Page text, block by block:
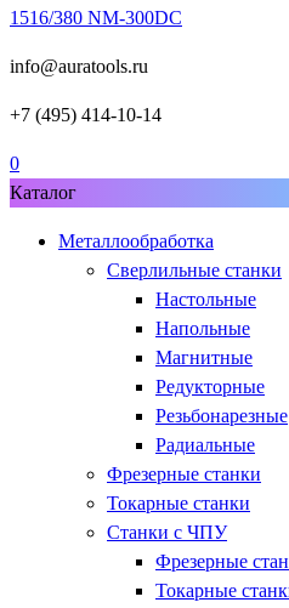
1516/380 NM-300DC
info@auratools.ru
+7 (495) 414-10-14
0
Каталог
Металлообработка
Сверлильные станки
Настольные
Напольные
Магнитные
Редукторные
Резьбонарезные
Радиальные
Фрезерные станки
Токарные станки
Станки с ЧПУ
Фрезерные
Токарные